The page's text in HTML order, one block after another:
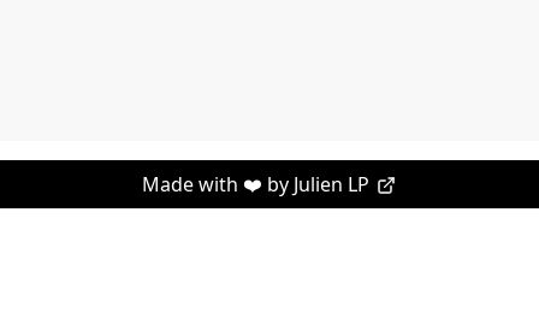
Made with ❤️ by Julien LP